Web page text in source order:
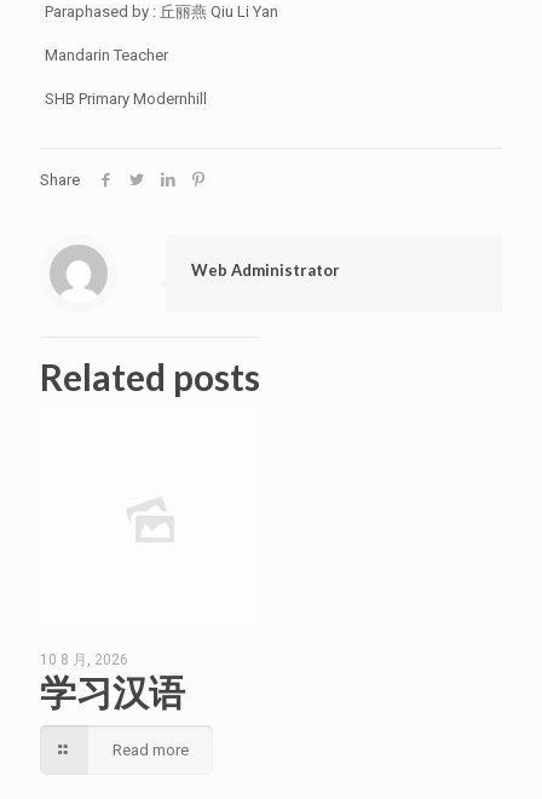
Paraphased by : 丘丽燕 Qiu Li Yan
Mandarin Teacher
SHB Primary Modernhill
Share
Web Administrator
Related posts
10 8 月, 2026
学习汉语
Read more